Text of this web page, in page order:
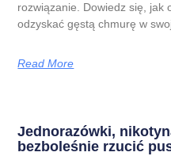
rozwiązanie. Dowiedz się, jak
odzyskać gęstą chmurę w
Read More
Jednorazówki,
bezboleśnie rzucić